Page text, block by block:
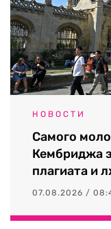
НОВОСТИ
Самого
Кембриджа
плагиата и
07.08.2026 /